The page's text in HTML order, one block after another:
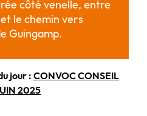
côté venelle, entre
le chemin vers
Guingamp.
jour : CONVOC CONSEIL
2025